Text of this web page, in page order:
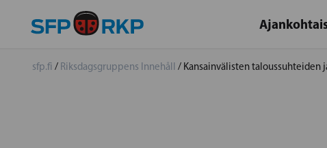
sfp.fi / Riksdagsgruppens Innehåll / Kansainvälisten